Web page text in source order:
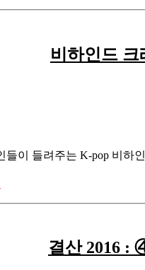
비하인드
이 들려주는 K-pop 비하
결산 2016 :